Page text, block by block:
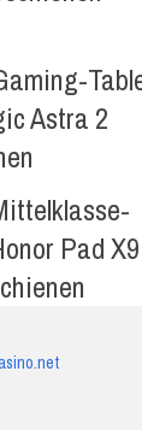
Astra 2
Pad X9